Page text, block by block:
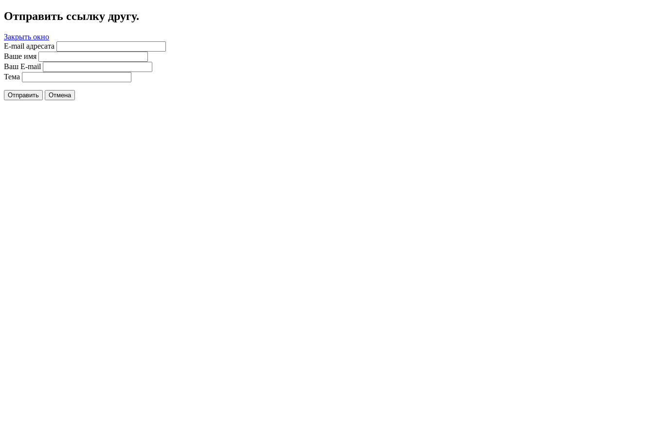
Отправить ссылку другу.
Закрыть окно
E-mail адресата
Ваше имя
Ваш E-mail
Тема
Отправить Отмена